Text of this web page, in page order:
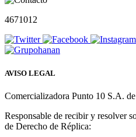
4671012
AVISO LEGAL
Comercializadora Punto 10 S.A.
Responsable de recibir y resolver
de Derecho de Réplica: